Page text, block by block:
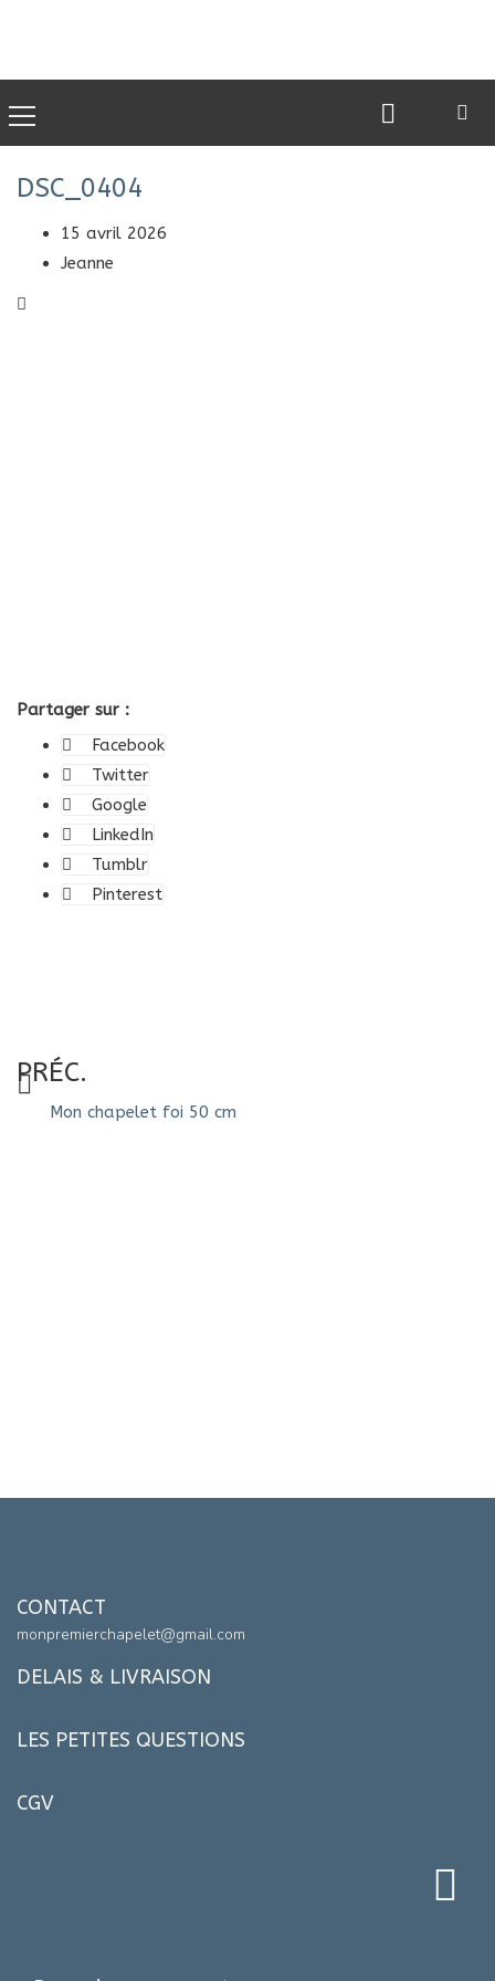
DSC_0404
15 avril 2026
Jeanne
Partager sur :
Facebook
Twitter
Google
LinkedIn
Tumblr
Pinterest
PRÉC.
Mon chapelet foi 50 cm
CONTACT
monpremierchapelet@gmail.com
DELAIS & LIVRAISON
LES PETITES QUESTIONS
CGV